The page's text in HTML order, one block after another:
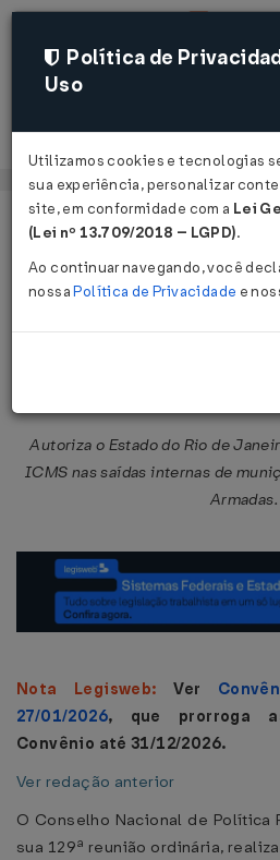
Página Inicial Legislações
Convênio
Autoriza o Estado do Rio de
ICMS nas saídas internas de
Armadas.
Nota Legisweb:Ver
27/01/2026, que prorroga
Convênio até 31/12/2026.
Ver redação anterior
O Conselho Nacional de Política
sua 129ª reunião ordinária,
Política de
Uso
Utilizamos cookies e tecnologias
sua experiência, personalizar
site, em conformidade com a Lei
(Lei nº 13.709/2018 – LGPD).
Ao continuar navegando, você
nossaPolítica de Privacidade e